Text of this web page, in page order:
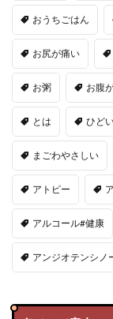
おうちごはん
お尻が痛い
お粥 お腹
とは ひど
まごわやさしい
アトピー
アルコール#健康
アンジオテンシノ